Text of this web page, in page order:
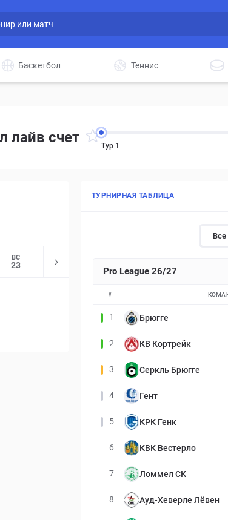
Баскетбол Теннис
лайв счет Тур 1
ВС
23
ПТ
28
ТУРНИРНАЯ ТАБЛИЦА
Все
Pro League 26/27
#
1 Брюгге
2 КВ Кортрейк
3 Серкль Брюгге
4 Гент
5 КРК Генк
6 КВК Вестерло
7 Ломмел СК
8 Ауд-Хеверле Лёвен